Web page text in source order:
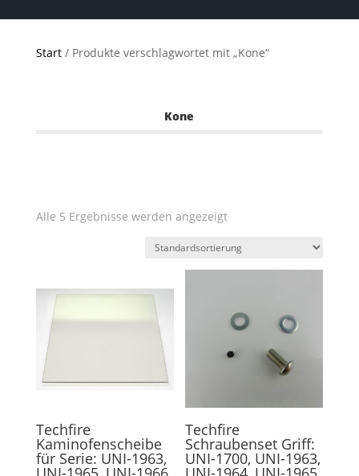
Start/ Produkte verschlagwortet mit „Kone“
Kone
Alle 5 Ergebnisse werden angezeigt
Techfire
Kaminofenscheibe
für Serie: UNI-1963,
Techfire
Schraubenset Griff:
UNI-1700, UNI-1963,